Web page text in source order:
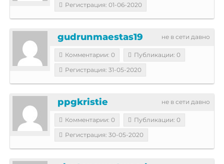
Регистрация: 01-06-2020
не в сети давно
gudrunmaestas19
Комментарии: 0
Публикации: 0
Регистрация: 31-05-2020
не в сети давно
ppgkristie
Комментарии: 0
Публикации: 0
Регистрация: 30-05-2020